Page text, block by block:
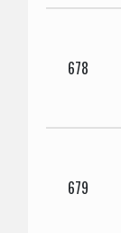
678
679